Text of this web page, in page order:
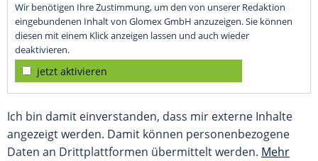
Wir benötigen Ihre Zustimmung, um den von unserer Redaktion
eingebundenen Inhalt von Glomex GmbH anzuzeigen. Sie können
diesen mit einem Klick anzeigen lassen und auch wieder
deaktivieren.
jetzt aktivieren
Ich bin damit einverstanden, dass mir externe Inhalte
angezeigt werden. Damit können personenbezogene
Daten an Drittplattformen übermittelt werden. Mehr